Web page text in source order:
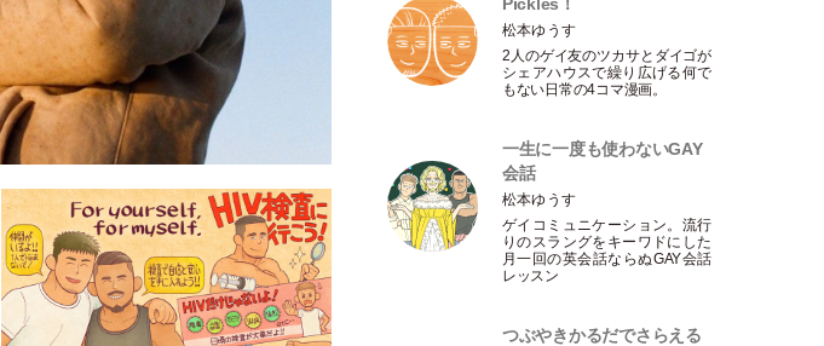
松本ゆうす
2人のゲイ友のツカサとダイゴが
シェアハウスで繰り広げる何で
もない日常の4コマ漫画。
一生に一度も使わないGAY
会話
松本ゆうす
ゲイコミュニケーション。流行
りのスラングをキーワドにした
月一回の英会話ならぬGAY会話
レッスン
つぶやきかるだでさらえる